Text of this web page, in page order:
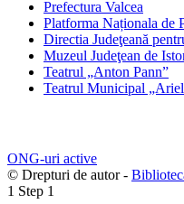
Prefectura Valcea
Platforma Naționala de
Directia Judeţeană
Muzeul Judeţean de
Teatrul „Anton Pann”
Teatrul Municipal
ONG-uri active
© Drepturi de autor -
1 Step 1